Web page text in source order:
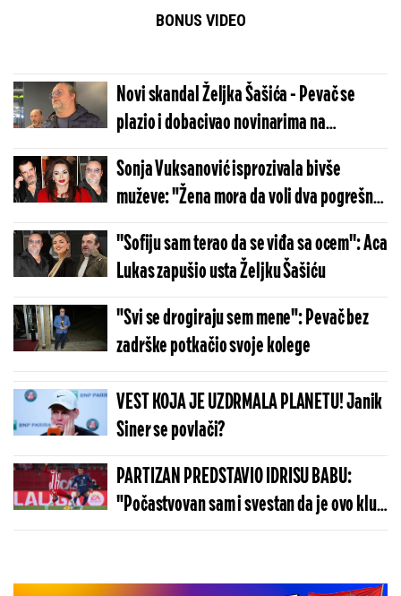
BONUS VIDEO
Novi skandal Željka Šašića - Pevač se
plazio i dobacivao novinarima na
aerodromu
Sonja Vuksanović isprozivala bivše
muževe: "Žena mora da voli dva pogrešna
muškarca"
''Sofiju sam terao da se viđa sa ocem'': Aca
Lukas zapušio usta Željku Šašiću
"Svi se drogiraju sem mene": Pevač bez
zadrške potkačio svoje kolege
VEST KOJA JE UZDRMALA PLANETU! Janik
Siner se povlači?
PARTIZAN PREDSTAVIO IDRISU BABU:
"Počastvovan sam i svestan da je ovo klub
sa velikom istorijom"